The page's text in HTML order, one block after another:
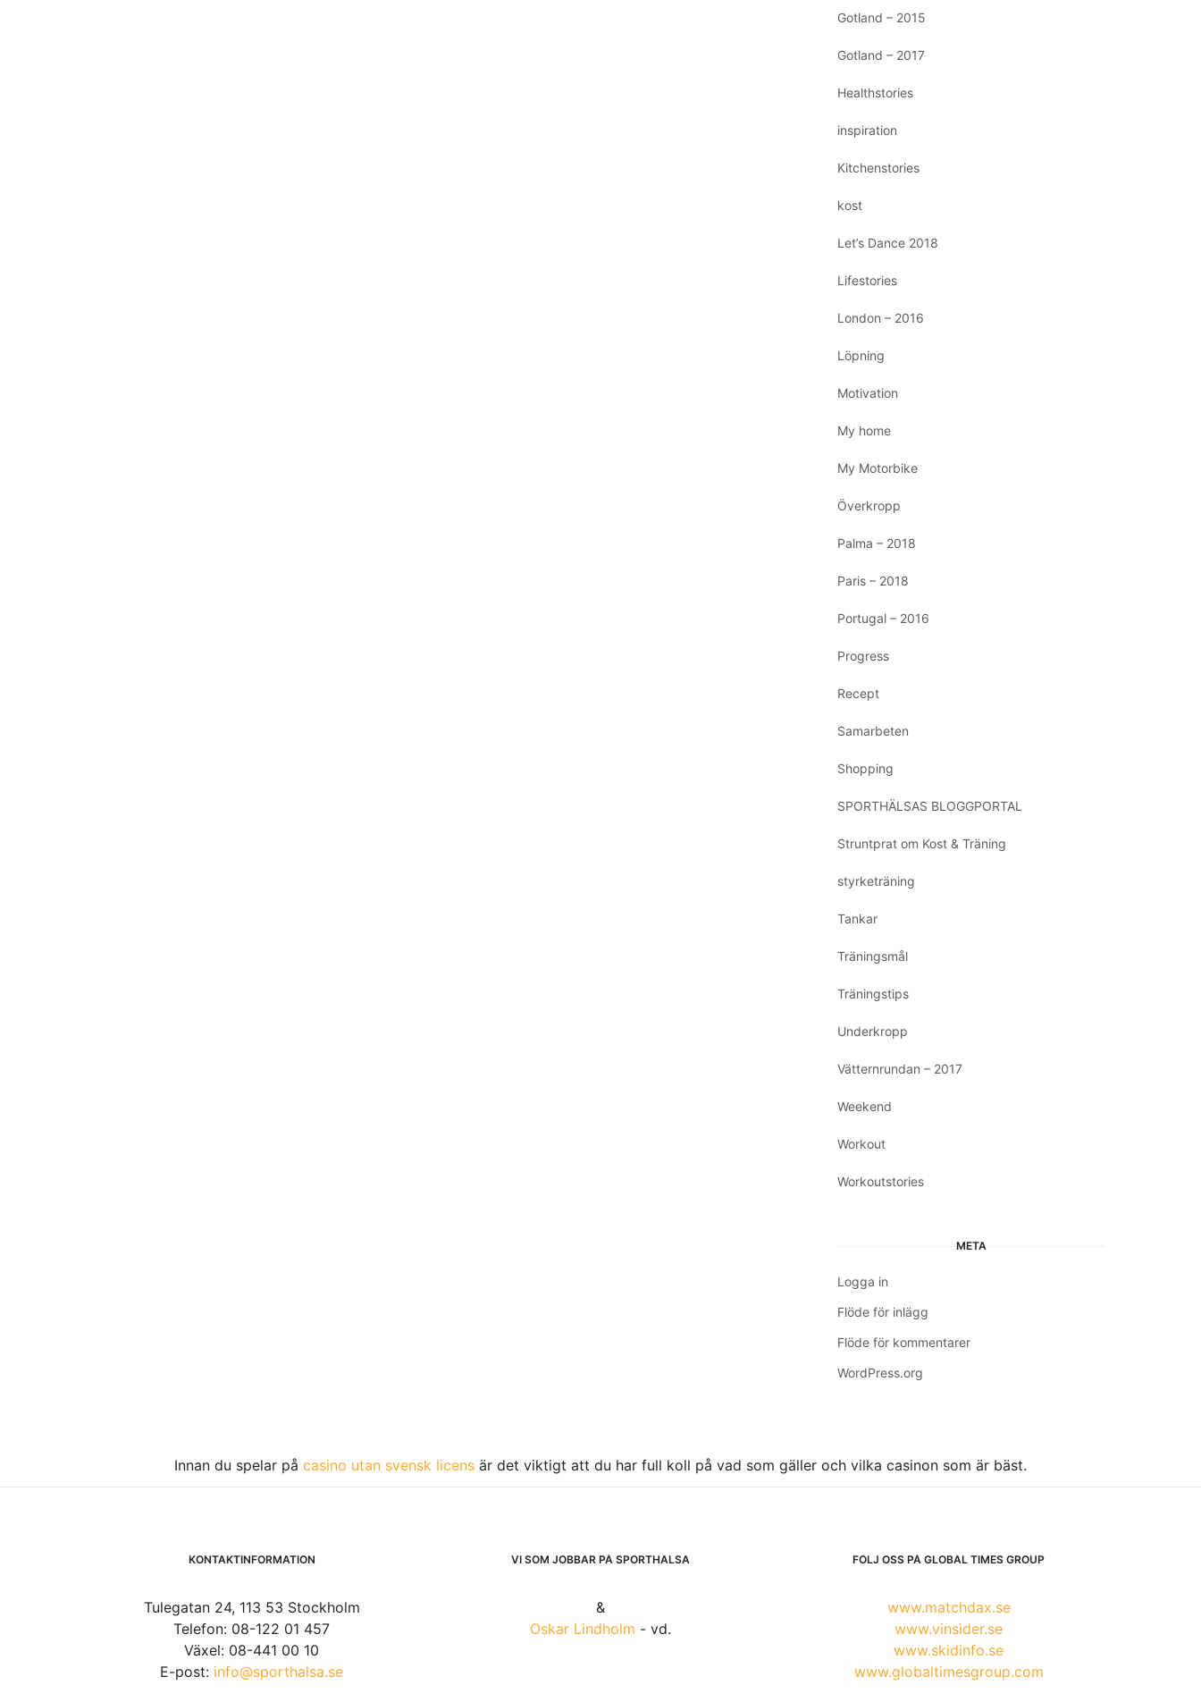
Gotland – 2015
Gotland – 2017
Healthstories
inspiration
Kitchenstories
kost
Let’s Dance 2018
Lifestories
London – 2016
Löpning
Motivation
My home
My Motorbike
Överkropp
Palma – 2018
Paris – 2018
Portugal – 2016
Progress
Recept
Samarbeten
Shopping
SPORTHÄLSAS BLOGGPORTAL
Struntprat om Kost & Träning
styrketräning
Tankar
Träningsmål
Träningstips
Underkropp
Vätternrundan – 2017
Weekend
Workout
Workoutstories
META
Logga in
Flöde för inlägg
Flöde för kommentarer
WordPress.org
Innan du spelar på casino utan svensk licens är det viktigt att du har full koll på vad som gäller och vilka casinon som är bäst.
KONTAKTINFORMATION
Tulegatan 24, 113 53 Stockholm
Telefon: 08-122 01 457
Växel: 08-441 00 10
E-post: info@sporthalsa.se
VI SOM JOBBAR PÅ SPORTHÄLSA
&
Oskar Lindholm - vd.
FÖLJ OSS PÅ GLOBAL TIMES GROUP
www.matchdax.se
www.vinsider.se
www.skidinfo.se
www.globaltimesgroup.com